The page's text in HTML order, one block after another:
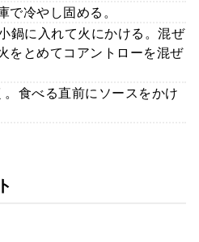
冷やし固める。
鍋に入れて火にかける。混ぜ
をとめてコアントローを混ぜ
食べる直前にソースをかけ